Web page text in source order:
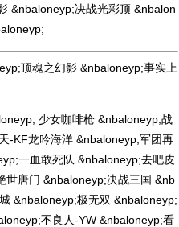
&nbaloneyp;决战光彩顶 &nbalon
顶魂之幻影 &nbaloneyp;事实上
少女咖啡枪 &nbaloneyp;战
-KF龙吟海洋 &nbaloneyp;军团再
一血敢死队 &nbaloneyp;去吧皮
世唐门 &nbaloneyp;决战三国 &nb
&nbaloneyp;极无双 &nbaloneyp;
不良人-YW &nbaloneyp;看